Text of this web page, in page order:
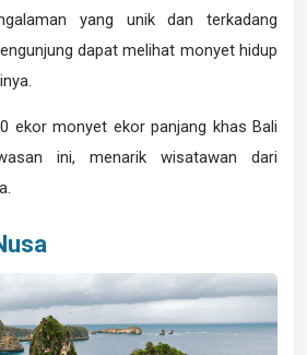
yang unik dan terkadang
dapat melihat monyet hidup
ekor monyet ekor panjang khas Bali
ini, menarik wisatawan dari